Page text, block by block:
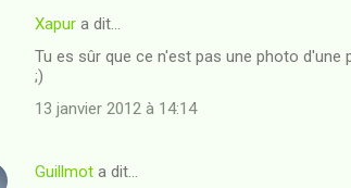
Xapur a dit…
Tu es sûr que ce n'est pas une photo d'une
;)
13 janvier 2012 à 14:14
Guillmot a dit…